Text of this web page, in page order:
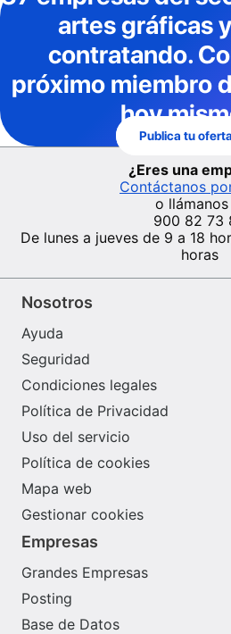
artes gráficas
contratando.
próximo miembro
hoy
Publica tu oferta
¿Eres una
Contáctanos
o llámanos
900 82 73
De lunes a jueves de 9 a 18
horas
Nosotros
Ayuda
Seguridad
Condiciones legales
Política de Privacidad
Uso del servicio
Política de cookies
Mapa web
Gestionar cookies
Empresas
Grandes Empresas
Posting
Base de Datos